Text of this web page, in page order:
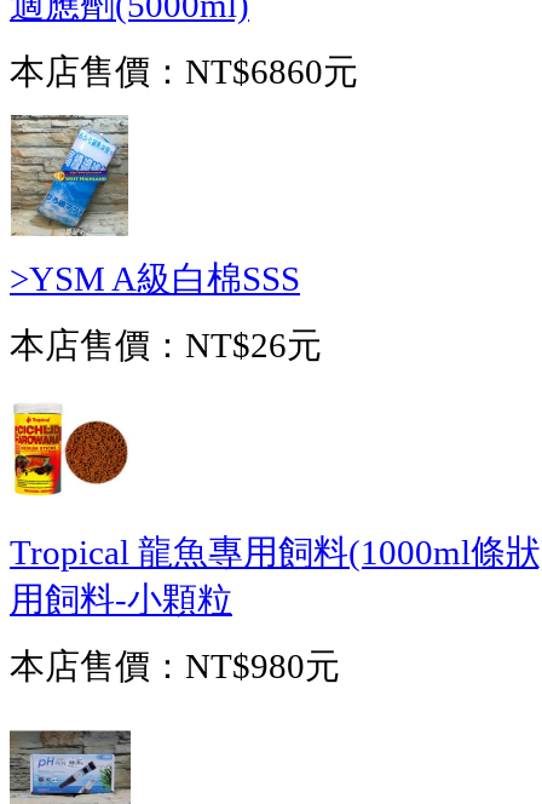
本店售價： NT$6860元
>YSM A級白棉SSS
本店售價： NT$26元
Tropical 龍魚專用飼料(1000ml條
用飼料-小顆粒
本店售價： NT$980元